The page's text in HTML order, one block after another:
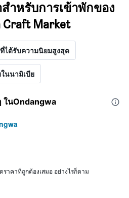
ำหรับการเข้าพักของ
Market
ที่ได้รับความนิยมสูงสุด
นนามิเบีย
ในOndangwa
ราคาที่ถูกต้องเสมอ อย่างไรก็ตาม